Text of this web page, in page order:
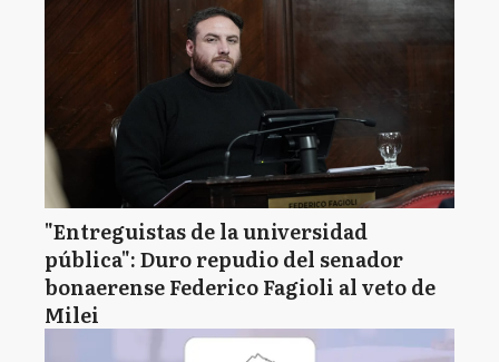
"Entreguistas de la universidad
pública": Duro repudio del senador
bonaerense Federico Fagioli al veto de
Milei